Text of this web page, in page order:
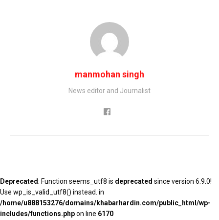
manmohan singh
News editor and Journalist
Deprecated: Function seems_utf8 is deprecated since version 6.9.0!
Use wp_is_valid_utf8() instead. in
/home/u888153276/domains/khabarhardin.com/public_html/wp-
includes/functions.phpon line 6170